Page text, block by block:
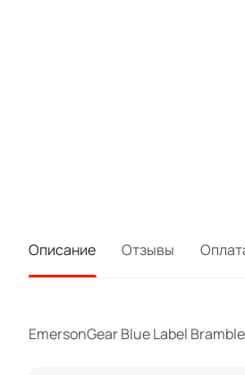
Описание Отзывы
EmersonGear Blue Label